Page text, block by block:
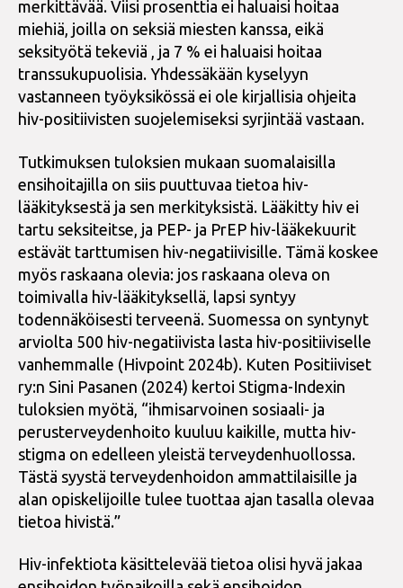
merkittävää. Viisi prosenttia ei haluaisi hoitaa
miehiä, joilla on seksiä miesten kanssa, eikä
seksityötä tekeviä , ja 7 % ei haluaisi hoitaa
transsukupuolisia. Yhdessäkään kyselyyn
vastanneen työyksikössä ei ole kirjallisia ohjeita
hiv-positiivisten suojelemiseksi syrjintää vastaan.
Tutkimuksen tuloksien mukaan suomalaisilla
ensihoitajilla on siis puuttuvaa tietoa hiv-
lääkityksestä ja sen merkityksistä. Lääkitty hiv ei
tartu seksiteitse, ja PEP- ja PrEP hiv-lääkekuurit
estävät tarttumisen hiv-negatiivisille. Tämä koskee
myös raskaana olevia: jos raskaana oleva on
toimivalla hiv-lääkityksellä, lapsi syntyy
todennäköisesti terveenä. Suomessa on syntynyt
arviolta 500 hiv-negatiivista lasta hiv-positiiviselle
vanhemmalle (Hivpoint 2024b). Kuten Positiiviset
ry:n Sini Pasanen (2024) kertoi Stigma-Indexin
tuloksien myötä, “ihmisarvoinen sosiaali- ja
perusterveydenhoito kuuluu kaikille, mutta hiv-
stigma on edelleen yleistä terveydenhuollossa.
Tästä syystä terveydenhoidon ammattilaisille ja
alan opiskelijoille tulee tuottaa ajan tasalla olevaa
tietoa hivistä.”
Hiv-infektiota käsittelevää tietoa olisi hyvä jakaa